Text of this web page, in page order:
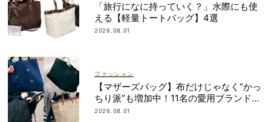
「旅行になに持っていく？」水際にも使
える【軽量トートバッグ】4選
2026.08.01
ファッション
【マザーズバッグ】布だけじゃなく“かっ
ちり派”も増加中！11名の愛用ブランド
は？
2026.08.01